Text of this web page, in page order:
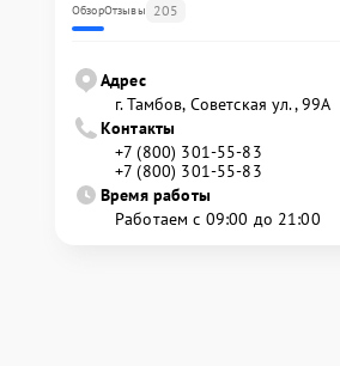
ОбзорОтзывы 205
Адрес
г. Тамбов, Советская ул., 99А
Контакты
+7 (800) 301-55-83
+7 (800) 301-55-83
Время работы
Работаем с 09:00 до 21:00